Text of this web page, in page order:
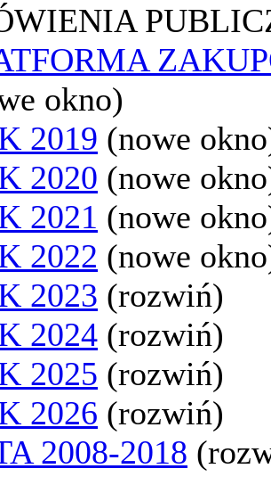
okno)
2019 (nowe
2020 (nowe
2021 (nowe
2022 (nowe
2023 (rozwiń)
2024 (rozwiń)
2025 (rozwiń)
2026 (rozwiń)
2008-2018